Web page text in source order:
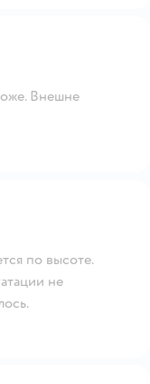
Внешне
по высоте.
не